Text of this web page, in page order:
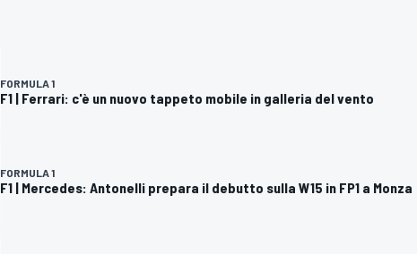
FORMULA 1
F1 | Ferrari: c'è un nuovo tappeto mobile in galleria del vento
FORMULA 1
F1 | Mercedes: Antonelli prepara il debutto sulla W15 in FP1 a Monza